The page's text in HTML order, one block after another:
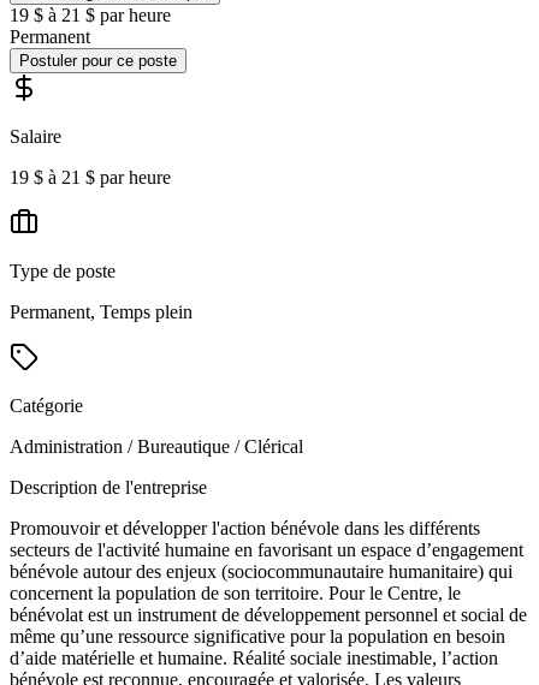
19 $ à 21 $ par heure
Permanent
Postuler pour ce poste
Salaire
19 $ à 21 $ par heure
Type de poste
Permanent, Temps plein
Catégorie
Administration / Bureautique / Clérical
Description de l'entreprise
Promouvoir et développer l'action bénévole dans les différents
secteurs de l'activité humaine en favorisant un espace d’engagement
bénévole autour des enjeux (sociocommunautaire humanitaire) qui
concernent la population de son territoire. Pour le Centre, le
bénévolat est un instrument de développement personnel et social de
même qu’une ressource significative pour la population en besoin
d’aide matérielle et humaine. Réalité sociale inestimable, l’action
bénévole est reconnue, encouragée et valorisée. Les valeurs